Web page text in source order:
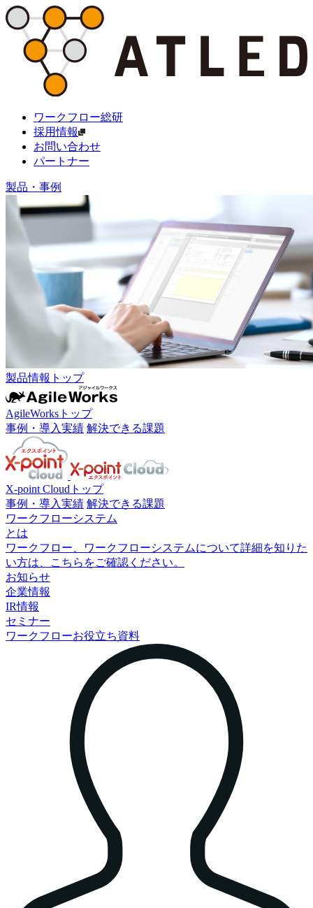
ワークフロー総研
採用情報
お問い合わせ
パートナー
製品・事例
製品情報トップ
AgileWorksトップ
事例・導入実績 解決できる課題
X-point Cloudトップ
事例・導入実績 解決できる課題
ワークフローシステム
とは
ワークフロー、ワークフローシステムについて詳細を知りた
い方は、こちらをご確認ください。
お知らせ
企業情報
IR情報
セミナー
ワークフローお役立ち資料